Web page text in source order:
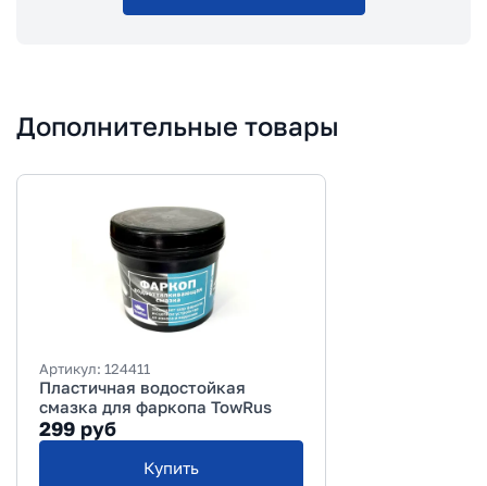
Дополнительные товары
Артикул: 124411
Пластичная водостойкая
смазка для фаркопа TowRus
299 руб
Купить